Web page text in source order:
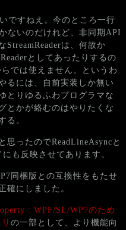
ですねえ。今のところ一行
ないのだけれど、非同期API
StreamReaderは、何故か
としてあったりするの
では使えません。というわ
るには、自前実装しか無い
とりゆるふわプログラマな
とかが絡むのはやりたくな
る。
ったのでReadLineAsyncと
も反映させてあります。
同梱版との互換性をもたせ
確にしました。
: WPF/SL/WP7のため
の一部として、より機能向